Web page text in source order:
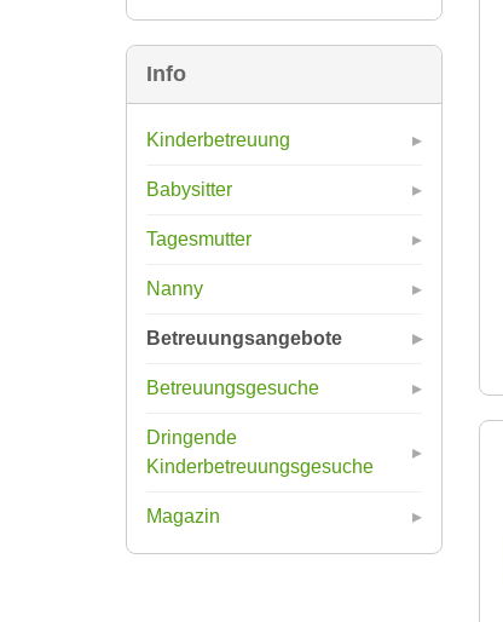
Info
Kinderbetreuung
Babysitter
Tagesmutter
Nanny
Betreuungsangebote
Betreuungsgesuche
Dringende
Kinderbetreuungsgesuche
Magazin